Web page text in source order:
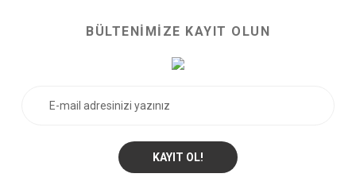
BÜLTENİMİZE KAYIT OLUN
KAYIT OL!